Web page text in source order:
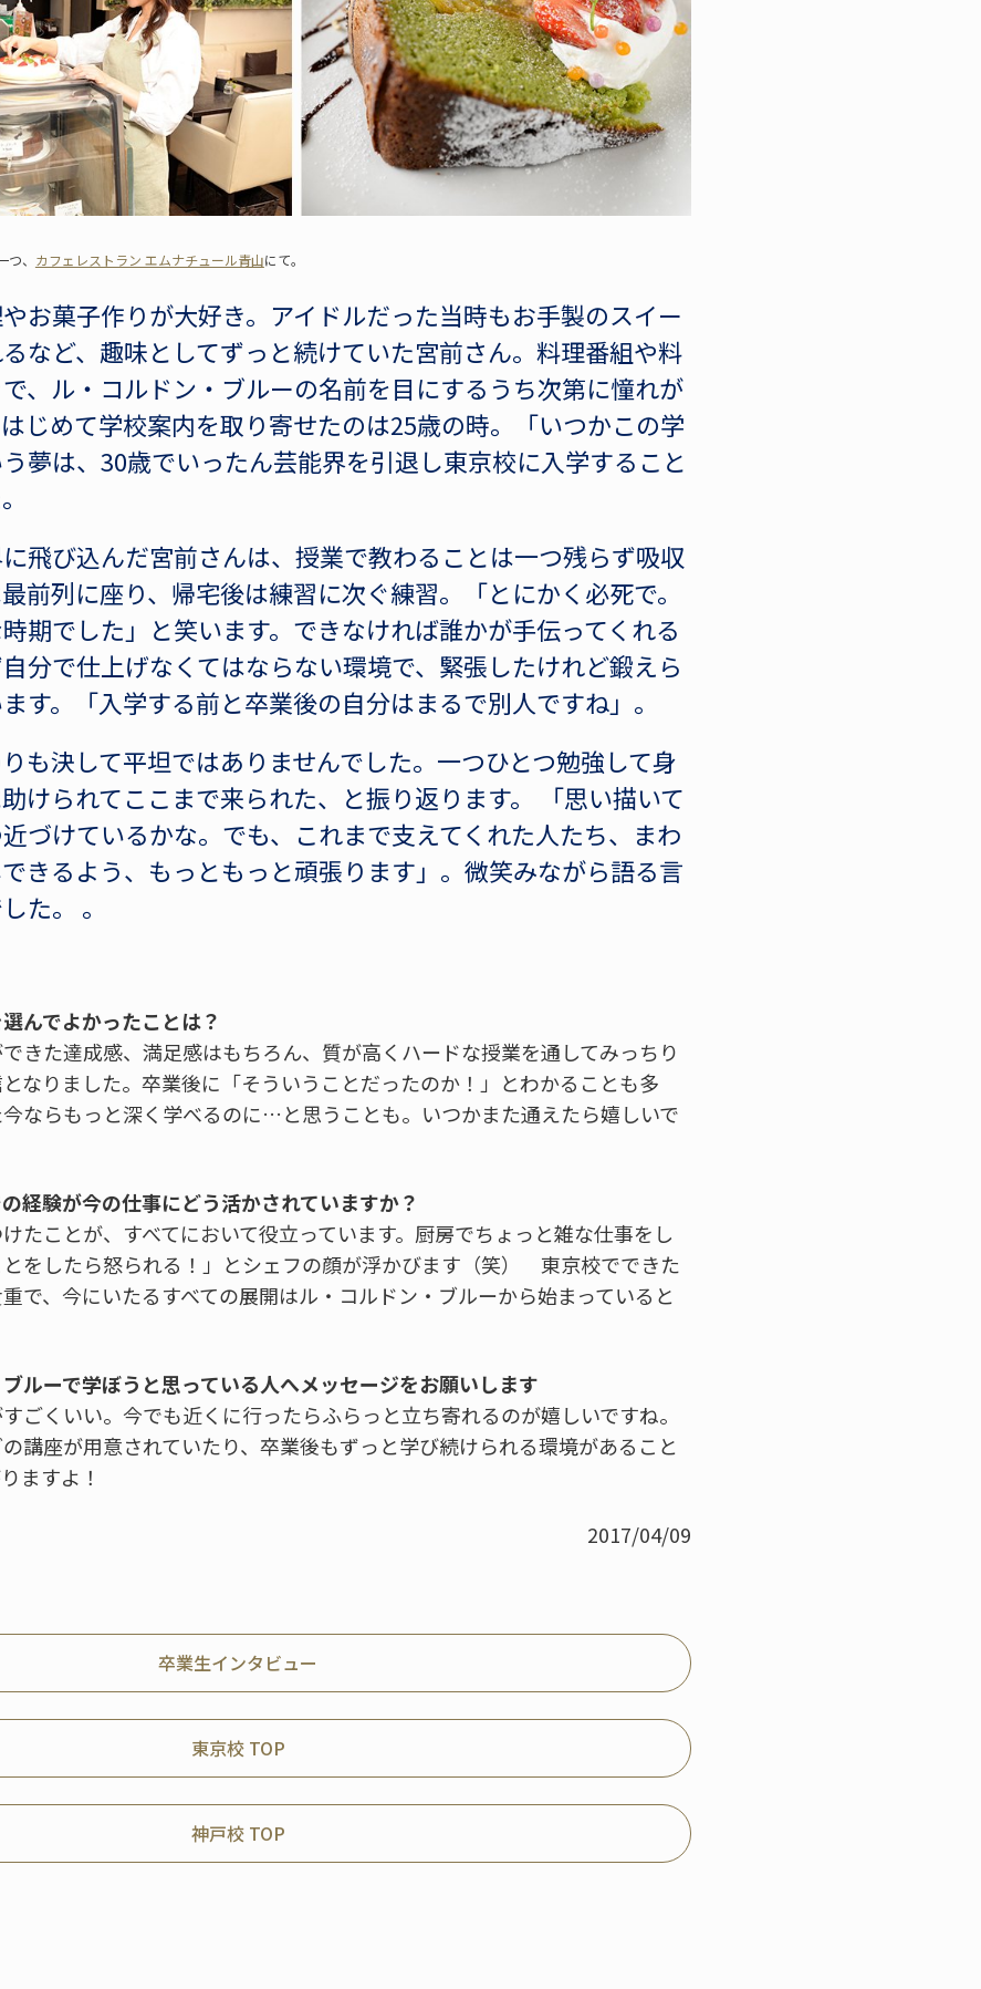
、 カフェレストラン エムナチュール青山にて。
お菓子作りが大好き。アイドルだった当時もお手製のスイー
など、趣味としてずっと続けていた宮前さん。料理番組や料
、ル・コルドン・ブルーの名前を目にするうち次第に憧れが
じめて学校案内を取り寄せたのは25歳の時。「いつかこの学
夢は、30歳でいったん芸能界を引退し東京校に入学すること
飛び込んだ宮前さんは、授業で教わることは一つ残らず吸収
前列に座り、帰宅後は練習に次ぐ練習。「とにかく必死で。
期でした」と笑います。できなければ誰かが手伝ってくれる
分で仕上げなくてはならない環境で、緊張したけれど鍛えら
す。「入学する前と卒業後の自分はまるで別人ですね」。
も決して平坦ではありませんでした。一つひとつ勉強して身
けられてここまで来られた、と振り返ります。 「思い描いて
づけているかな。でも、これまで支えてくれた人たち、まわ
きるよう、もっともっと頑張ります」。微笑みながら語る言
た。 。
んでよかったことは？
きた達成感、満足感はもちろん、質が高くハードな授業を通してみっちり
なりました。卒業後に「そういうことだったのか！」とわかることも多
ならもっと深く学べるのに…と思うことも。いつかまた通えたら嬉しいで
経験が今の仕事にどう活かされていますか？
たことが、すべてにおいて役立っています。厨房でちょっと雑な仕事をし
をしたら怒られる！」とシェフの顔が浮かびます（笑） 東京校でできた
で、今にいたるすべての展開はル・コルドン・ブルーから始まっていると
ルーで学ぼうと思っている人へメッセージをお願いします
ごくいい。今でも近くに行ったらふらっと立ち寄れるのが嬉しいですね。
講座が用意されていたり、卒業後もずっと学び続けられる環境があること
ますよ！
2017/04/09
卒業生インタビュー
東京校 TOP
神戸校 TOP